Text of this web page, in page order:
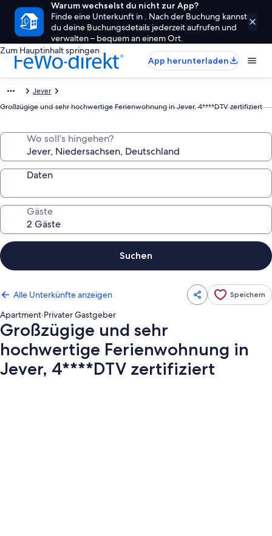
Warum wechselst du nicht zur App?
Finde eine Unterkunft in . Nach der Buchung kannst
du deine Buchungsdetails jederzeit aufrufen und
verwalten – bequem an einem Ort.
Zum Hauptinhalt springen
App herunterladen
Jever
Großzügige und sehr hochwertige Ferienwohnung in Jever, 4****DTV zertifiziert
Wo soll’s hingehen?
Daten
Gäste
Suchen
Alle Unterkünfte anzeigen Speichern
Apartment·Privater Gastgeber
Großzügige und sehr
hochwertige Ferienwohnung in
Jever, 4****DTV zertifiziert